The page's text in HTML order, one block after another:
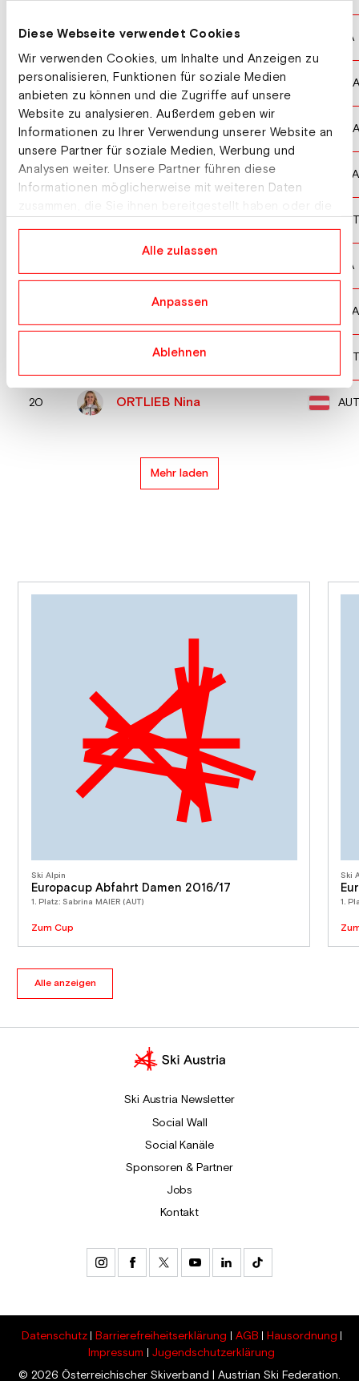
Diese Webseite verwendet Cookies
Wir verwenden Cookies, um Inhalte und Anzeigen zu
personalisieren, Funktionen für soziale Medien
anbieten zu können und die Zugriffe auf unsere
Website zu analysieren. Außerdem geben wir
Informationen zu Ihrer Verwendung unserer Website an
unsere Partner für soziale Medien, Werbung und
Analysen weiter. Unsere Partner führen diese
Informationen möglicherweise mit weiteren Daten
Alle zulassen
Anpassen
Ablehnen
12 PIROVANO Laura ITA
13 VONN Lindsey USA
14 CASHMAN Keely USA
15 GAUCHE Laura FRA
16 RAEDLER Ariane AUT
ITA
CERUTTI Camille FRA
PUCHNER Mirjam AUT
20 ORTLIEB Nina AUT
Mehr laden
Ski Alpin
Europacup Abfahrt Damen 2016/17
1. Platz: Sabrina MAIER (AUT)
Zum Cup
Ski
1.
Alle anzeigen
Ski Austria Newsletter
Social Wall
Social Kanäle
Sponsoren & Partner
Jobs
Kontakt
Datenschutz Barrierefreiheitserklärung AGB
Hausordnung
Impressum
Jugendschutzerklärung
© 2026 Österreichischer Skiverband | Austrian Ski Federation.